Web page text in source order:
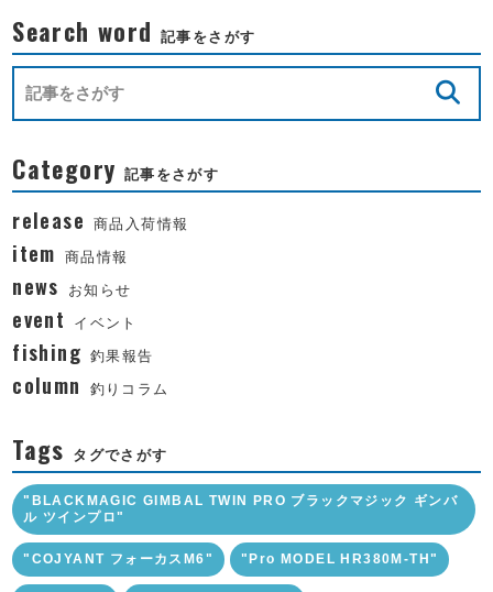
Search word 記事をさがす
Category 記事をさがす
release 商品入荷情報
item 商品情報
news お知らせ
event イベント
fishing 釣果報告
column 釣りコラム
Tags タグでさがす
"BLACKMAGIC GIMBAL TWIN PRO ブラックマジック ギンバ
ル ツインプロ"
"COJYANT フォーカスM6" "Pro MODEL HR380M-TH"